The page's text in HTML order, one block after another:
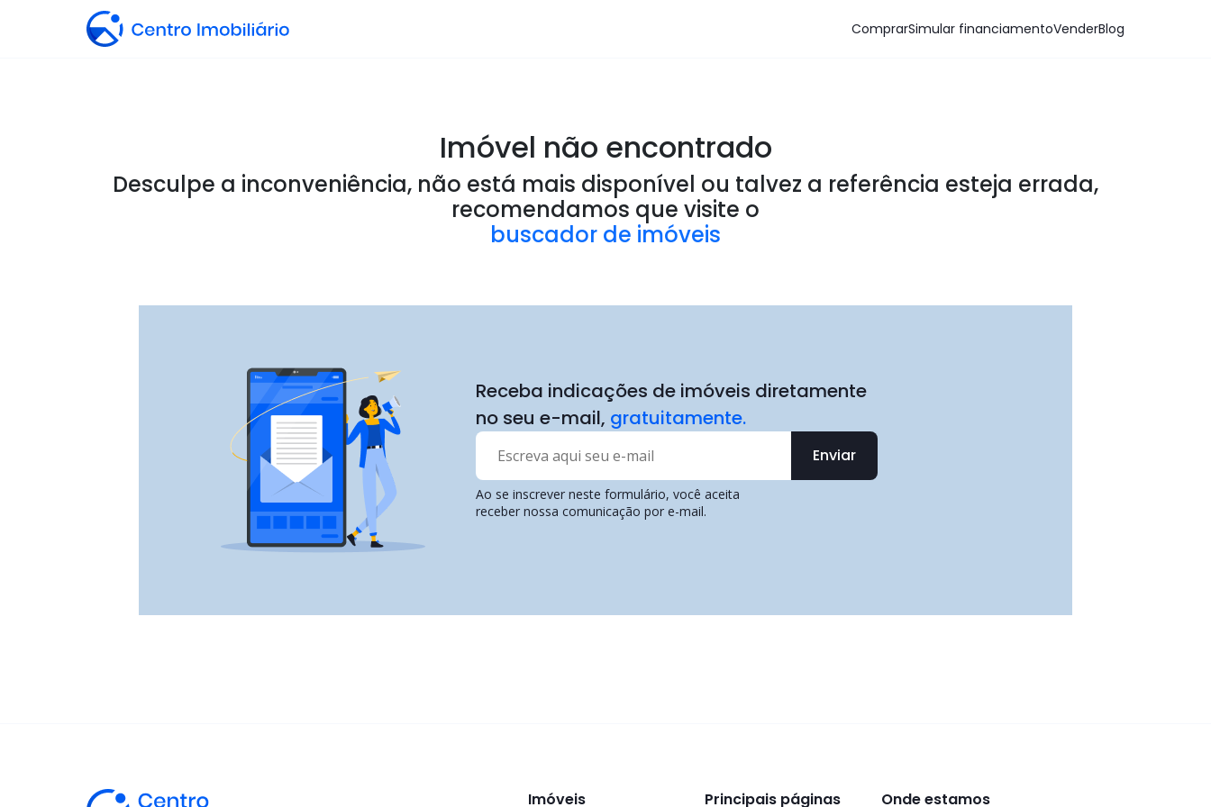
ComprarSimular financiamentoVenderBlog
Imóvel não encontrado
Desculpe a inconveniência, não está mais disponível ou talvez a referência esteja errada,
recomendamos que visite o
buscador de imóveis
Receba indicações de imóveis diretamente
no seu e-mail, gratuitamente.
Enviar
Ao se inscrever neste formulário, você aceita
receber nossa comunicação por e-mail.
Imóveis Principais páginas Onde estamos